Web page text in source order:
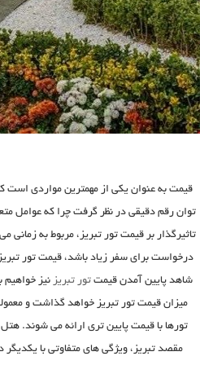
قیمت به عنوان یکی از مهمترین مواردی است
توان رقم دقیقی در نظر گرفت چرا که عوامل
تاثیرگذار بر قیمت تور تبریز، مربوط به
درخواست برای سفر زیاد باشد، قیمت تور
شاهد پایین آمدن قیمت تور تبریز نیز خواهیم
میزان قیمت تور تبریز خواهد گذاشت و
تورها با قیمت پایین تری ارائه می شوند.
مقصد تبریز، ویژگی های متفاوتی با